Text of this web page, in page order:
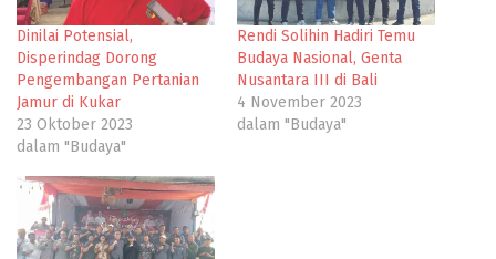
Dinilai Potensial,
Disperindag Dorong
Pengembangan Pertanian
Jamur di Kukar
23 Oktober 2023
dalam "Budaya"
Rendi Solihin Hadiri Temu
Budaya Nasional, Genta
Nusantara III di Bali
4 November 2023
dalam "Budaya"